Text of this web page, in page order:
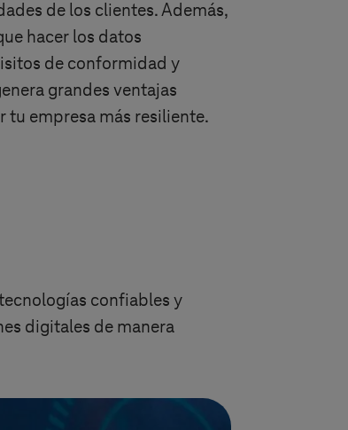
de los clientes. Además,
hacer los datos
de conformidad y
grandes ventajas
tu empresa más resiliente.
confiables y
digitales de manera